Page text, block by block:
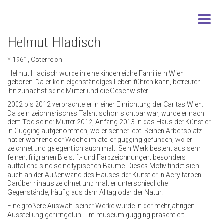
Helmut Hladisch
* 1961, Österreich
Helmut Hladisch wurde in eine kinderreiche Familie in Wien
geboren. Da er kein eigenständiges Leben führen kann, betreuten
ihn zunächst seine Mutter und die Geschwister.
2002 bis 2012 verbrachte er in einer Einrichtung der Caritas Wien.
Da sein zeichnerisches Talent schon sichtbar war, wurde er nach
dem Tod seiner Mutter 2012, Anfang 2013 in das Haus der Künstler
in Gugging aufgenommen, wo er seither lebt. Seinen Arbeitsplatz
hat er während der Woche im atelier gugging gefunden, wo er
zeichnet und gelegentlich auch malt. Sein Werk besteht aus sehr
feinen, filigranen Bleistift- und Farbzeichnungen, besonders
auffallend sind seine typischen Bäume. Dieses Motiv findet sich
auch an der Außenwand des Hauses der Künstler in Acrylfarben.
Darüber hinaus zeichnet und malt er unterschiedliche
Gegenstände, häufig aus dem Alltag oder der Natur.
Eine größere Auswahl seiner Werke wurde in der mehrjährigen
Ausstellung gehirngefühl.! im museum gugging präsentiert.